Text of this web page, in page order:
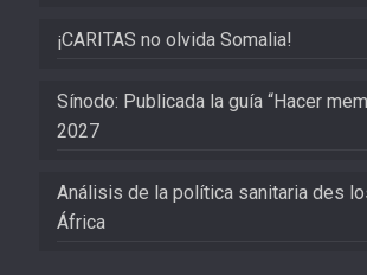
¡CARITAS no olvida Somalia!
Sínodo: Publicada la guía “Hacer
2027
Análisis de la política sanitaria des
África